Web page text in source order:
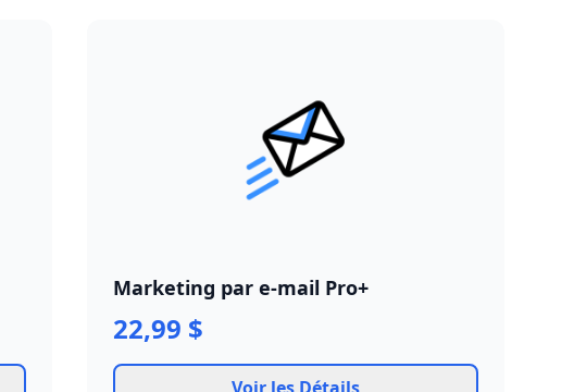
Marketing par e-mail Pro+
22,99 $